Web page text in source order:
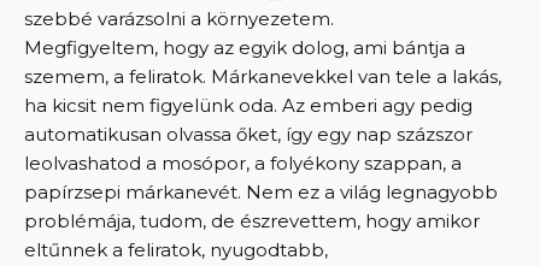
szebbé varázsolni a környezetem.
Megfigyeltem, hogy az egyik dolog, ami bántja a
szemem, a feliratok. Márkanevekkel van tele a lakás,
ha kicsit nem figyelünk oda. Az emberi agy pedig
automatikusan olvassa őket, így egy nap százszor
leolvashatod a mosópor, a folyékony szappan, a
papírzsepi márkanevét. Nem ez a világ legnagyobb
problémája, tudom, de észrevettem, hogy amikor
eltűnnek a feliratok, nyugodtabb,